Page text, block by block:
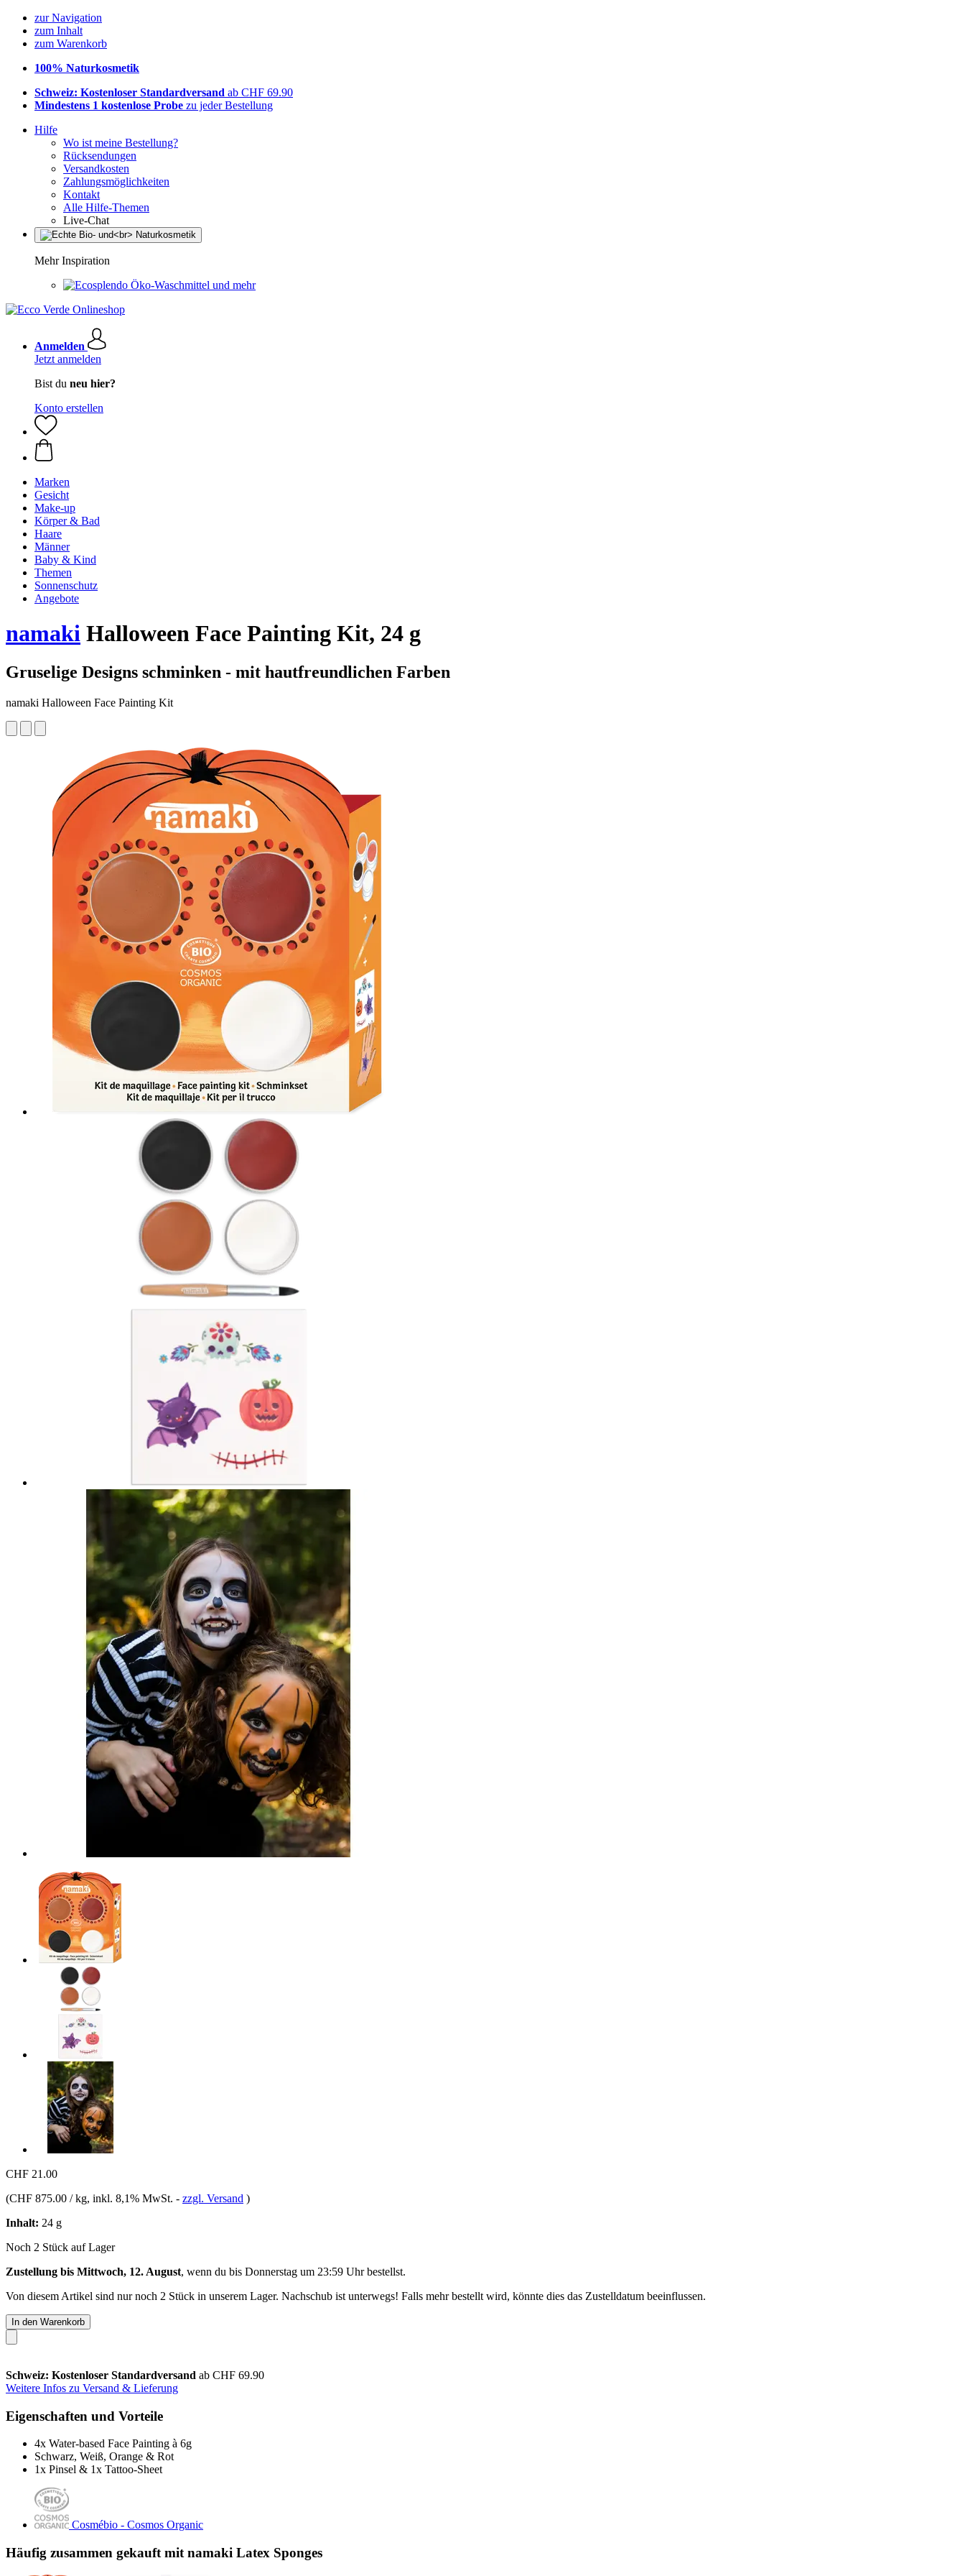
zur Navigation
zum Inhalt
zum Warenkorb
100% Naturkosmetik
Schweiz: Kostenloser Standardversand ab CHF 69.90
Mindestens 1 kostenlose Probe zu jeder Bestellung
Hilfe
Wo ist meine Bestellung?
Rücksendungen
Versandkosten
Zahlungsmöglichkeiten
Kontakt
Alle Hilfe-Themen
Live-Chat
Mehr Inspiration
Öko-Waschmittel und mehr
Anmelden
Jetzt anmelden
Bist du neu hier?
Konto erstellen
Marken
Gesicht
Make-up
Körper & Bad
Haare
Männer
Baby & Kind
Themen
Sonnenschutz
Angebote
namaki Halloween Face Painting Kit, 24 g
Gruselige Designs schminken - mit hautfreundlichen Farben
namaki Halloween Face Painting Kit
CHF 21.00
(CHF 875.00 / kg, inkl. 8,1% MwSt. - zzgl. Versand )
Inhalt: 24 g
Noch 2 Stück auf Lager
Zustellung bis Mittwoch, 12. August, wenn du bis Donnerstag um 23:59 Uhrbestellst.
Von diesem Artikel sind nur noch 2 Stück in unserem Lager. Nachschub ist unterwegs! Falls mehr bestellt wird, könnte dies das Zustelldatum beeinflussen.
In den Warenkorb
Schweiz: Kostenloser Standardversand ab CHF 69.90
Weitere Infos zu Versand & Lieferung
Eigenschaften und Vorteile
4x Water-based Face Painting à 6g
Schwarz, Weiß, Orange & Rot
1x Pinsel & 1x Tattoo-Sheet
Cosmébio - Cosmos Organic
Häufig zusammen gekauft mit namaki Latex Sponges